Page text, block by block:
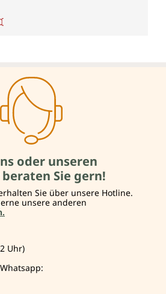
oder unseren
Sie gern!
Sie über unsere Hotline.
unsere anderen
Uhr)